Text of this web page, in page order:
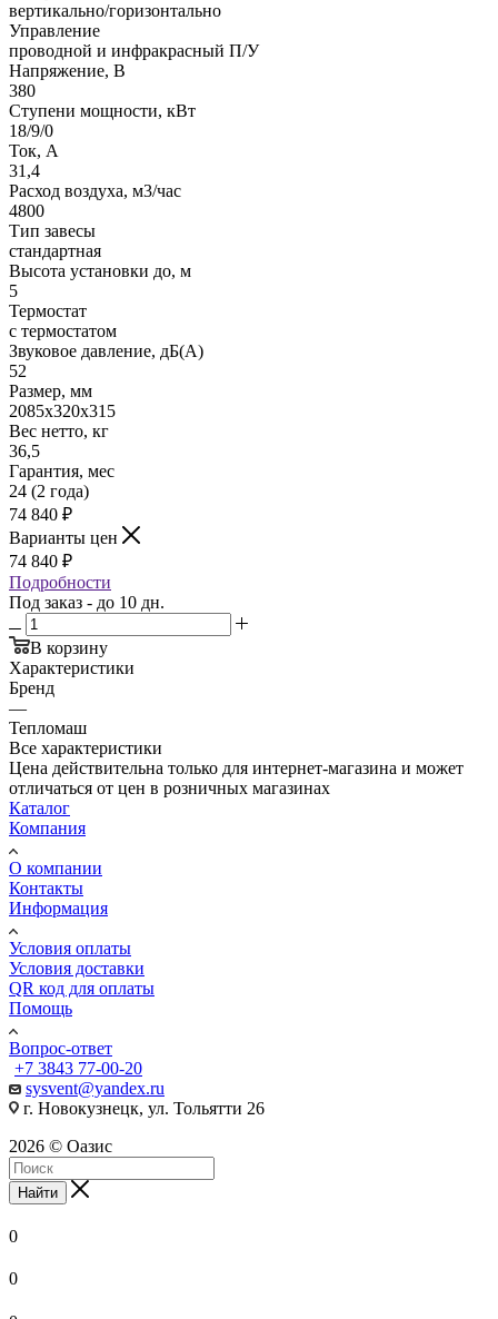
вертикально/горизонтально
Управление
проводной и инфракрасный П/У
Напряжение, В
380
Ступени мощности, кВт
18/9/0
Ток, А
31,4
Расход воздуха, м3/час
4800
Тип завесы
стандартная
Высота установки до, м
5
Термостат
с термостатом
Звуковое давление, дБ(А)
52
Размер, мм
2085х320х315
Вес нетто, кг
36,5
Гарантия, мес
24 (2 года)
74 840 ₽
Варианты цен
74 840 ₽
Подробности
Под заказ - до 10 дн.
В корзину
Характеристики
Бренд
—
Тепломаш
Все характеристики
Цена действительна только для интернет-магазина и может
отличаться от цен в розничных магазинах
Каталог
Компания
О компании
Контакты
Информация
Условия оплаты
Условия доставки
QR код для оплаты
Помощь
Вопрос-ответ
+7 3843 77-00-20
sysvent@yandex.ru
г. Новокузнецк, ул. Тольятти 26
2026 © Оазис
Найти
0
0